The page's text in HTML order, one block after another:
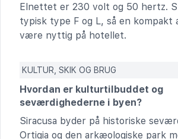
Elnettet er 230 volt og 50 hertz.
typisk type F og L, så en kompakt
være nyttig på hotellet.
KULTUR, SKIK OG BRUG
Hvordan er kulturtilbuddet og
seværdighederne i byen?
Siracusa byder på historiske
Ortigia og den arkæologiske park